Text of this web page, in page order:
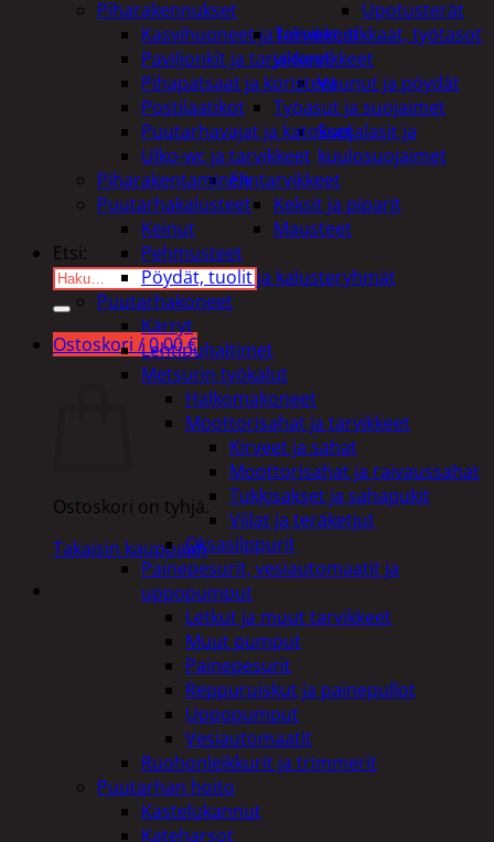
Upotusterät
Telineet, tikkaat, työtasot
ja tarvikkeet
Vaunut ja pöydät
Työasut ja suojaimet
Suojalasit ja
kuulosuojaimet
Elintarvikkeet
Keksit ja piparit
Mausteet
Etsi:
Ostoskori /0,00€
Ostoskori on tyhjä.
Takaisin kauppaan
Piharakennukset
Kasvihuoneet ja tarvikkeet
Paviljonkit ja tarvikkeet
Pihapatsaat ja koristeet
Postilaatikot
Puutarhavajat ja katokset
Ulko-wc ja tarvikkeet
Piharakentaminen
Puutarhakalusteet
Keinut
Pehmusteet
Pöydät, tuolit ja kalusteryhmät
Puutarhakoneet
Kärryt
Lehtipuhaltimet
Metsurin työkalut
Halkomakoneet
Moottorisahat ja tarvikkeet
Kirveet ja sahat
Moottorisahat ja raivaussahat
Tukkisakset ja sahapukit
Viilat ja teräketjut
Oksasilppurit
Painepesurit, vesiautomaatit ja
uppopumput
Letkut ja muut tarvikkeet
Muut pumput
Painepesurit
Reppuruiskut ja painepullot
Uppopumput
Vesiautomaatit
Ruohonleikkurit ja trimmerit
Puutarhan hoito
Kastelukannut
Kateharsot